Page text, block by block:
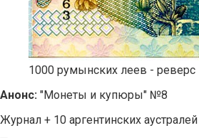
1000 румынских леев - реверс
Анонс: "Монеты и купюры" №8
Журнал + 10 аргентинских аустралей